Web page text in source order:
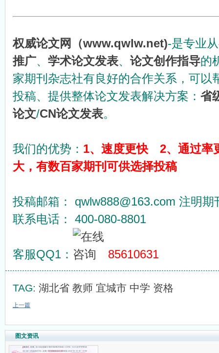
权威论文网（www.qwlw.net)-是专业
推广、 学术论文发表、 论文创作指导的
家期刊杂志社有良好的合作关系，可以
投稿、提供整体论文发表解决方案： 省
论文/CN论文发表。
我们的优势： 1、速度更快 2、通过
大，有数百家期刊可供选择投稿
投稿邮箱： qwlw888@163.com 注明期
联系电话： 400-080-8801
客服QQ1： 85610631
TAG: 湖北省 教师 宜城市 中学 资格
上一篇
图文资讯